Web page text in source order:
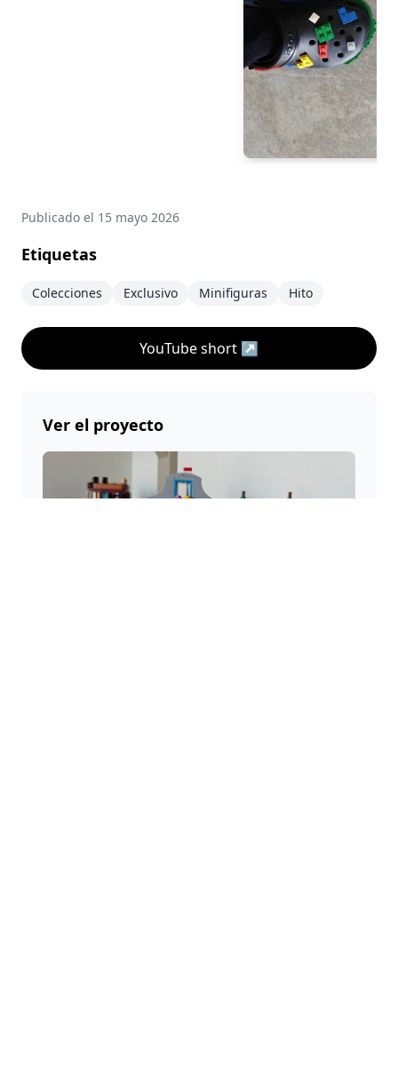
Publicado el 15 mayo 2026
Etiquetas
Colecciones Exclusivo Minifiguras Hito
YouTube short ↗
Ver el proyecto